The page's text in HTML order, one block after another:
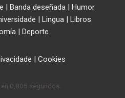
| Banda deseñada | Humor
| Lingua| Libros
| Deporte
| Cookies
0,805 segundos.